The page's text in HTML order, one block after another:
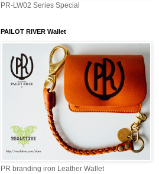
PR-LW02 Series Special
PAILOT RIVER Wallet
PR branding iron Leather Wallet